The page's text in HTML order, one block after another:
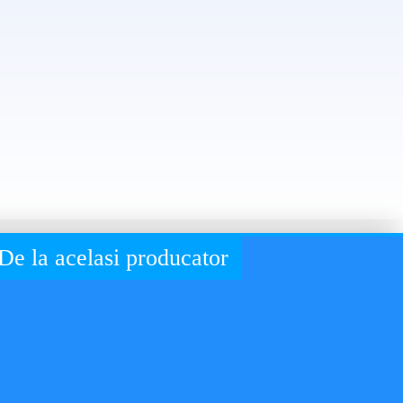
la acelasi producator